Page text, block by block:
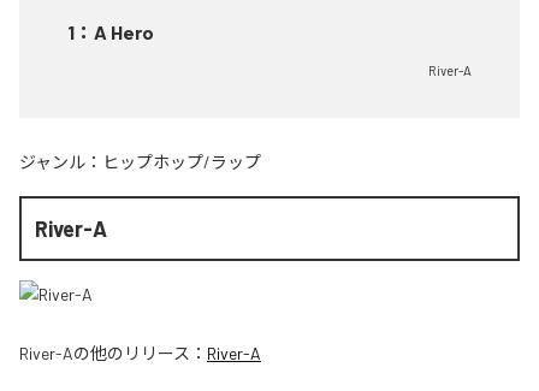
1 ： A Hero
River-A
ジャンル： ヒップホップ/ラップ
River-A
River-Aの他のリリース： River-A